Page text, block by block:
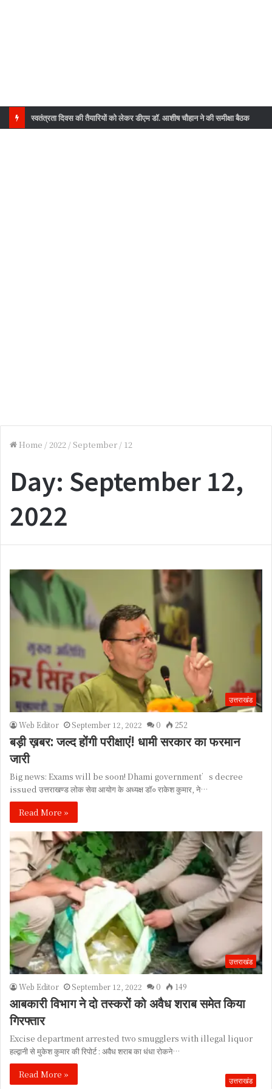
उपभोक्ताओं को भ्रमित करने वाले उत्पाद अब नहीं बिकेंगे, पूरे उत्तराखंड में सघन जांच अभियान
Home /2022 / September / 12
Day: September 12,
2022
उत्तराखंड
Web Editor September 12, 2022 0 252
बड़ी ख़बर: जल्द होंगी परीक्षाएं! धामी सरकार का फरमान
जारी
Big news: Exams will be soon! Dhami government’s decree
issued उत्तराखण्ड लोक सेवा आयोग के अध्यक्ष डॉ० राकेश कुमार, ने…
Read More »
उत्तराखंड
Web Editor September 12, 2022 0 149
आबकारी विभाग ने दो तस्करों को अवैध शराब समेत किया
गिरफ्तार
Excise department arrested two smugglers with illegal liquor
हल्द्वानी से मुकेश कुमार की रिपोर्ट : अवैध शराब का धंधा रोकने…
Read More »
उत्तराखंड